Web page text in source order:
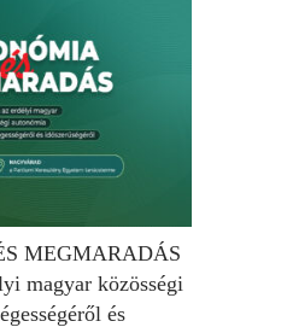
MEGMARADÁS
magyar közösségi
és